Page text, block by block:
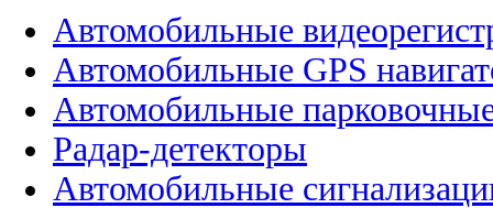
Автомобильные
Автомобильные GPS
Автомобильные
Радар-детекторы
Автомобильные